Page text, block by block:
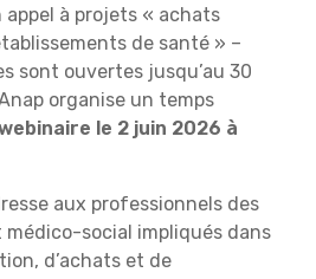
appel à projets « achats
de santé » –
sont ouvertes jusqu’au 30
organise un temps
le 2 juin 2026 à
aux professionnels des
social impliqués dans
d’achats et de